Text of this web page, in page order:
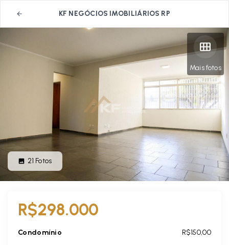
KF NEGÓCIOS IMOBILIÁRIOS RP
Mais fotos
21 Fotos
R$298.000
Condomínio
R$150,00